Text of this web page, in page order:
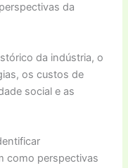
da
da indústria, o
os custos de
social e as
como perspectivas